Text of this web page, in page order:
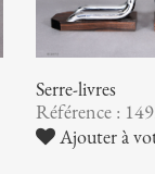
Serre-livres
Référence :
Ajouter à